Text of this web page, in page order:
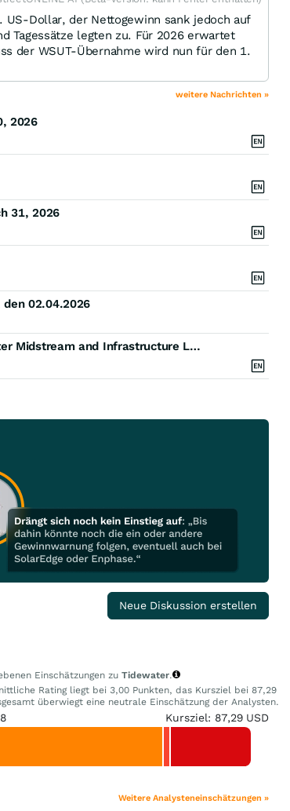
Dollar, der Nettogewinn sank jedoch auf
Tagessätze legten zu. Für 2026 erwartet
der WSUT-Übernahme wird nun für den 1.
weitere Nachrichten »
2026
31, 2026
02.04.2026
Axiom Announces Manola Divestiture and Additional Tidewater Midstream and Infrastructure Ltd. Lawsuit
Neue Diskussion erstellen
Einschätzungen zu Tidewater.
Rating liegt bei 3,00 Punkten, das Kursziel bei 87,29
überwiegt eine neutrale Einschätzung der Analysten.
Kursziel: 87,29 USD
Weitere Analysteneinschätzungen »